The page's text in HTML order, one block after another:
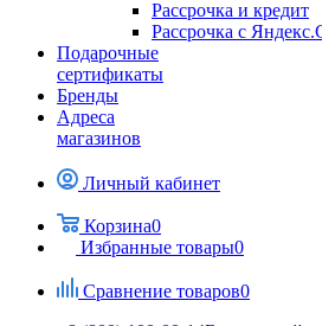
Рассрочка и кредит
Рассрочка с
Подарочные
сертификаты
Бренды
Адреса
магазинов
Личный кабинет
Корзина0
Избранные товары0
Сравнение товаров0